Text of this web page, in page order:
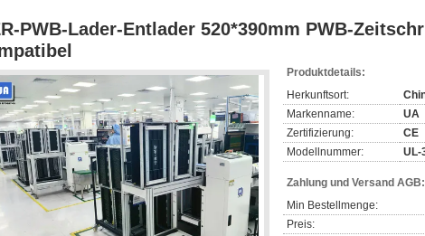
PWB-Lader-Entlader 520*390mm PWB-
Produktdetails:
Herkunftsort:
Markenname:
UA
Zertifizierung:
CE
Modellnummer:
UL-
Zahlung und Versand AGB:
Min Bestellmenge:
Preis: